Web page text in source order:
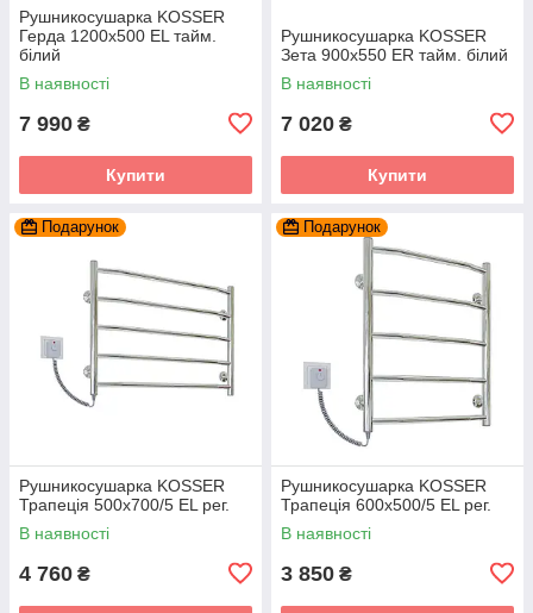
Рушникосушарка KOSSER
Герда 1200х500 EL тайм.
білий
В наявності
7 990 ₴
Купити
Рушникосушарка KOSSER
Зета 900х550 ER тайм. білий
В наявності
7 020 ₴
Купити
Подарунок
Рушникосушарка KOSSER
Трапеція 500х700/5 EL рег.
В наявності
4 760 ₴
Подарунок
Рушникосушарка KOSSER
Трапеція 600х500/5 EL рег.
В наявності
3 850 ₴